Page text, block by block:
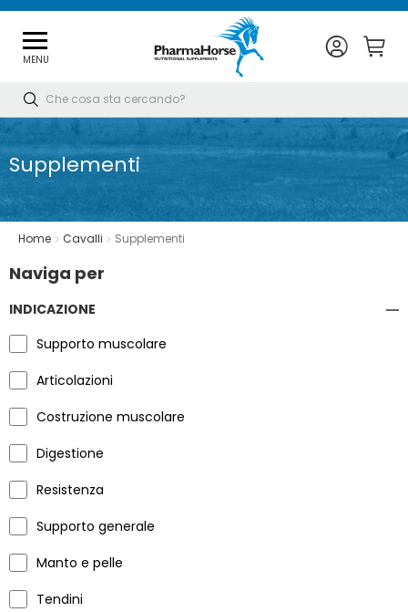
MENU
Cerca
Supplementi
Home Cavalli Supplementi
Naviga per
INDICAZIONE
Supporto muscolare
Articolazioni
Costruzione muscolare
Digestione
Resistenza
Supporto generale
Manto e pelle
Tendini